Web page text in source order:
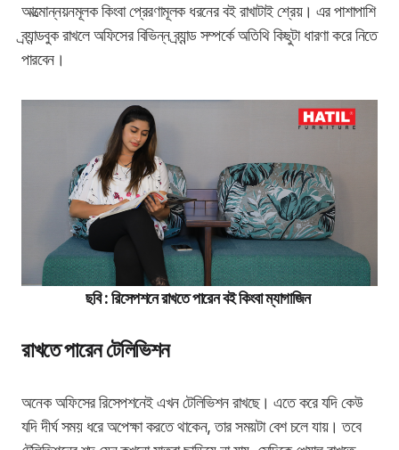
আত্মোন্নয়নমূলক কিংবা প্রেরণামূলক ধরনের বই রাখাটাই শ্রেয়। এর পাশাপাশি
ব্র্যান্ডবুক রাখলে অফিসের বিভিন্ন ব্র্যান্ড সম্পর্কে অতিথি কিছুটা ধারণা করে নিতে
পারবেন।
ছবি : রিসেপশনে রাখতে পারেন বই কিংবা ম্যাগাজিন
রাখতে পারেন টেলিভিশন
অনেক অফিসের রিসেপশনেই এখন টেলিভিশন রাখছে। এতে করে যদি কেউ
যদি দীর্ঘ সময় ধরে অপেক্ষা করতে থাকেন, তার সময়টা বেশ চলে যায়। তবে